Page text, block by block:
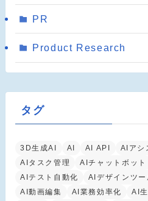
PR
Product Research
タグ
3D生成AI AI AI API AIアシ
AIタスク管理
AIチャットボット
AIテスト自動化
AIデザインツー
AI動画編集
AI業務効率化 AI